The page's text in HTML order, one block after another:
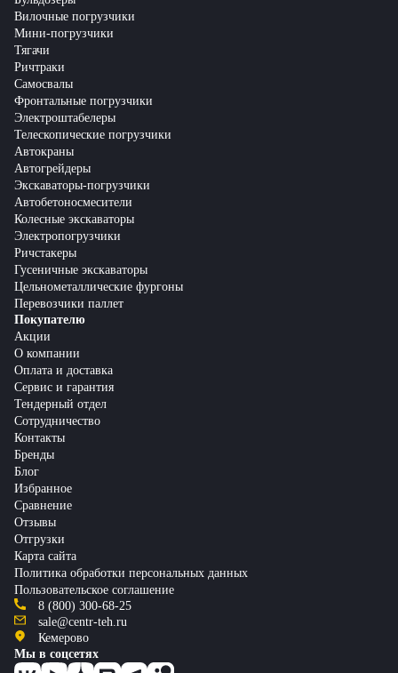
Вилочные погрузчики
Мини-погрузчики
Тягачи
Ричтраки
Самосвалы
Фронтальные погрузчики
Электроштабелеры
Телескопические погрузчики
Автокраны
Автогрейдеры
Экскаваторы-погрузчики
Автобетоносмесители
Колесные экскаваторы
Электропогрузчики
Ричстакеры
Гусеничные экскаваторы
Цельнометаллические фургоны
Перевозчики паллет
Покупателю
Акции
О компании
Оплата и доставка
Сервис и гарантия
Тендерный отдел
Сотрудничество
Контакты
Бренды
Блог
Избранное
Сравнение
Отзывы
Отгрузки
Карта сайта
Политика обработки персональных данных
Пользовательское соглашение
8 (800) 300-68-25
sale@centr-teh.ru
Кемерово
Мы в соцсетях